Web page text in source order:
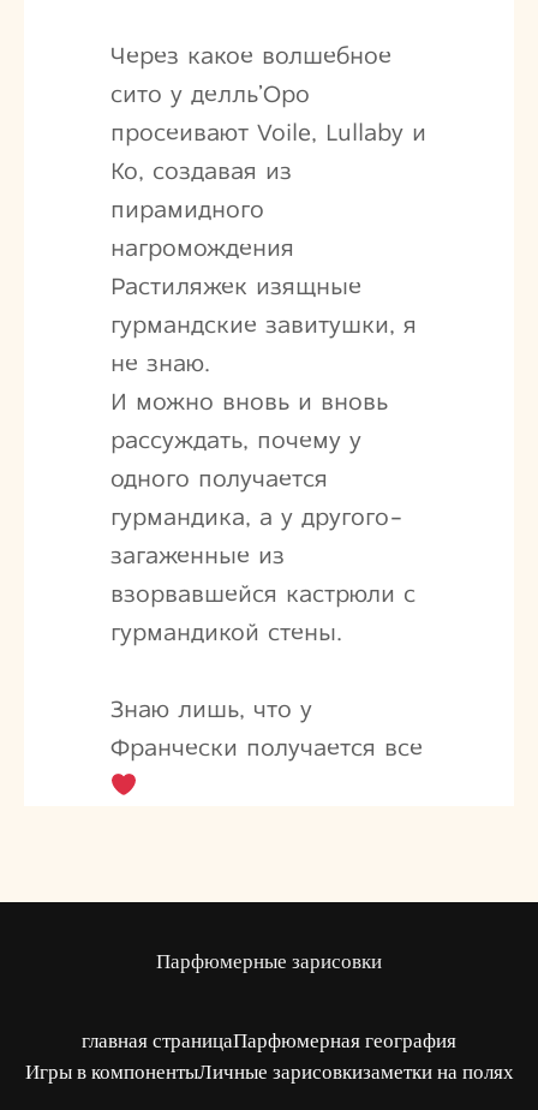
Через какое волшебное
сито у делль’Оро
просеивают Voile, Lullaby и
Ко, создавая из
пирамидного
нагромождения
Растиляжек изящные
гурмандские завитушки, я
не знаю.
И можно вновь и вновь
рассуждать, почему у
одного получается
гурмандика, а у другого-
загаженные из
взорвавшейся кастрюли с
гурмандикой стены.
Знаю лишь, что у
Франчески получается все
Парфюмерные зарисовки
главная страницаПарфюмерная география
Игры в компонентыЛичные зарисовкизаметки на полях